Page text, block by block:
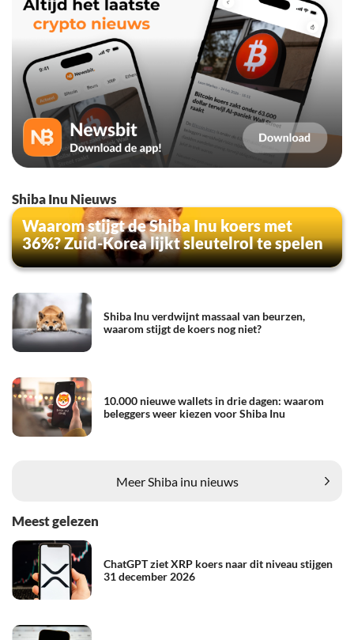
Shiba Inu Nieuws
Waarom stijgt de Shiba Inu koers met
36%? Zuid-Korea lijkt sleutelrol te spelen
Shiba Inu verdwijnt massaal van beurzen,
waarom stijgt de koers nog niet?
10.000 nieuwe wallets in drie dagen: waarom
beleggers weer kiezen voor Shiba Inu
Meer Shiba inu nieuws
Meest gelezen
ChatGPT ziet XRP koers naar dit niveau stijgen
31 december 2026